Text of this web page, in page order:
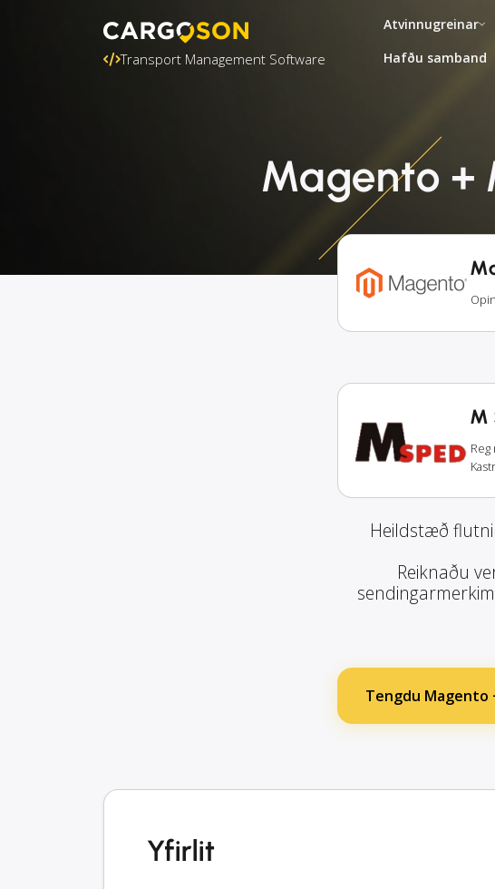
Transport Management Software
Atvinnugreinar
Hafðu samband
Magento +
M
Reg
Heildstæð
Reiknaðu
Tengdu Magento
Yfirlit